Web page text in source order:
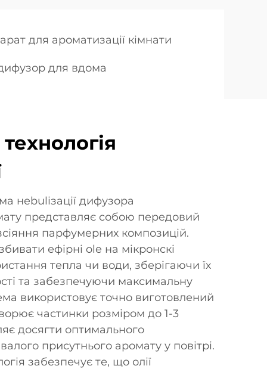
для ароматизації кімнати
для вдома
неbulізації дифузора
представляє собою передовий
парфумерних композицій.
ефiрнi ole на мiкронскi
тепла чи води, зберiгаючи їх
та забезпечуючи максимальну
використовує точно виготовлений
частинки розміром до 1-3
досягти оптимального
присутнього аромату у повітрі.
забезпечує те, що олії